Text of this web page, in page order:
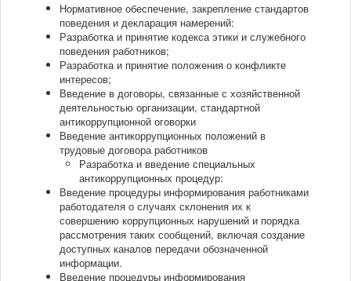
Нормативное обеспечение, закрепление стандартов
поведения и декларация намерений:
Разработка и принятие кодекса этики и служебного
поведения работников;
Разработка и принятие положения о конфликте
интересов;
Введение в договоры, связанные с хозяйственной
деятельностью организации, стандартной
антикоррупционной оговорки
Введение антикоррупционных положений в
трудовые договора работников
Разработка и введение специальных
антикоррупционных процедур:
Введение процедуры информирования работниками
работодателя о случаях склонения их к
совершению коррупционных нарушений и порядка
рассмотрения таких сообщений, включая создание
доступных каналов передачи обозначенной
информации.
Введение процедуры информирования